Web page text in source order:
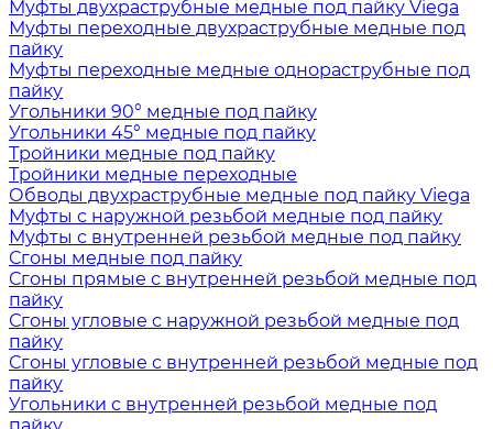
Муфты двухраструбные медные под пайку Viega
Муфты переходные двухраструбные медные под
пайку
Муфты переходные медные однораструбные под
пайку
Угольники 90° медные под пайку
Угольники 45° медные под пайку
Тройники медные под пайку
Тройники медные переходные
Обводы двухраструбные медные под пайку Viega
Муфты с наружной резьбой медные под пайку
Муфты с внутренней резьбой медные под пайку
Сгоны медные под пайку
Сгоны прямые с внутренней резьбой медные под
пайку
Сгоны угловые с наружной резьбой медные под
пайку
Сгоны угловые с внутренней резьбой медные под
пайку
Угольники с внутренней резьбой медные под